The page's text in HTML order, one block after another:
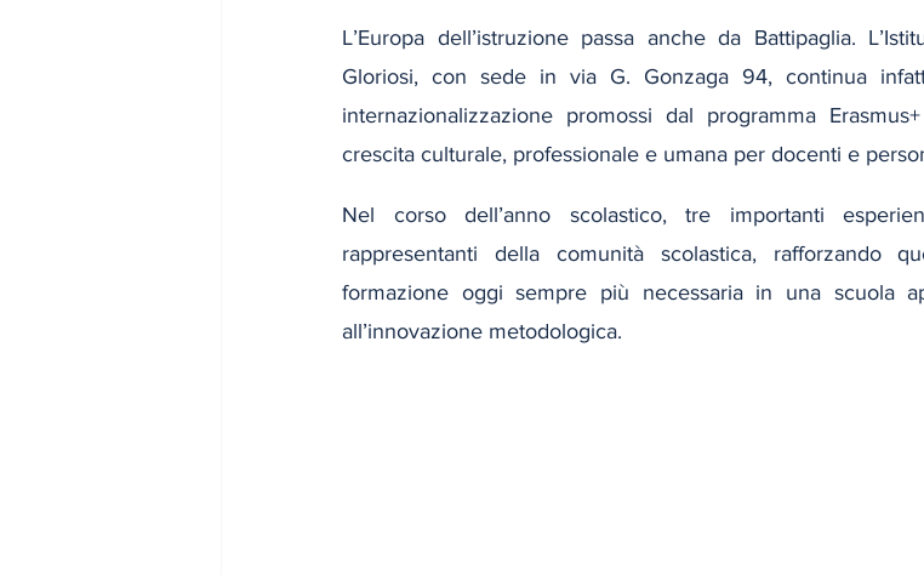
L’Europa dell’istruzione passa anche da Battipaglia.
Gloriosi, con sede in via G. Gonzaga 94, continua
internazionalizzazione promossi dal programma
crescita culturale, professionale e umana per docenti e
Nel corso dell’anno scolastico, tre importanti
rappresentanti della comunità scolastica, rafforzando
formazione oggi sempre più necessaria in una scuola
all’innovazione metodologica.